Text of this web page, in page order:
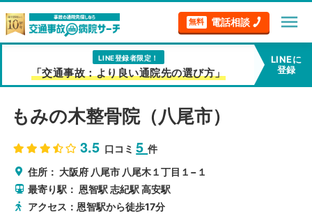
無料 電話相談 menu
LINE登録者限定！
「交通事故：より良い通院先の選び方」
LINEに
登録
もみの木整骨院（八尾市）
3.5 口コミ5件
住所： 大阪府 八尾市 八尾木１丁目１−１
最寄り駅： 恩智駅 志紀駅 高安駅
アクセス：恩智駅から徒歩17分